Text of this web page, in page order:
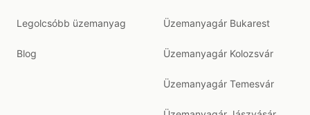
Legolcsóbb üzemanyag
Blog
Üzemanyagár Bukarest
Üzemanyagár Kolozsvár
Üzemanyagár Temesvár